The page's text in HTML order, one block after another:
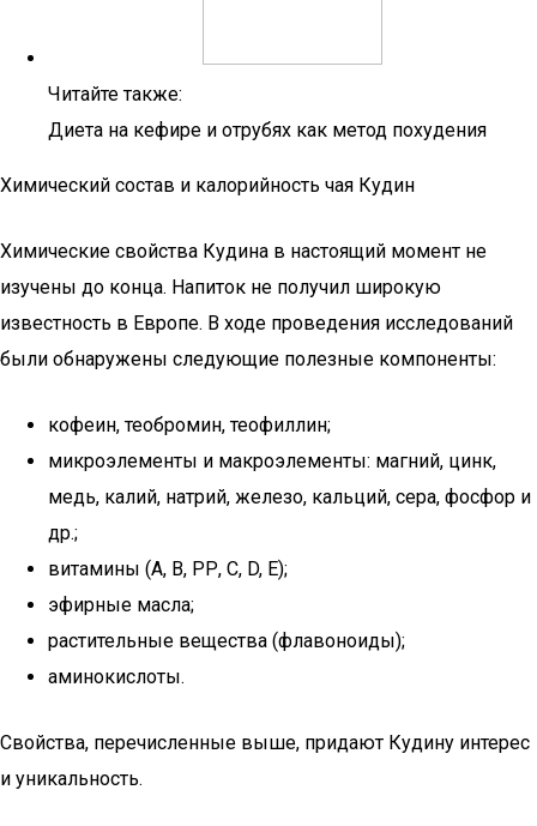
Читайте также:
Диета на кефире и отрубях как метод похудения
Химический состав и калорийность чая Кудин
Химические свойства Кудина в настоящий момент не
изучены до конца. Напиток не получил широкую
известность в Европе. В ходе проведения исследований
были обнаружены следующие полезные компоненты:
кофеин, теобромин, теофиллин;
микроэлементы и макроэлементы: магний, цинк,
медь, калий, натрий, железо, кальций, сера, фосфор и
др.;
витамины (А, В, РР, С, D, Е);
эфирные масла;
растительные вещества (флавоноиды);
аминокислоты.
Свойства, перечисленные выше, придают Кудину интерес
и уникальность.